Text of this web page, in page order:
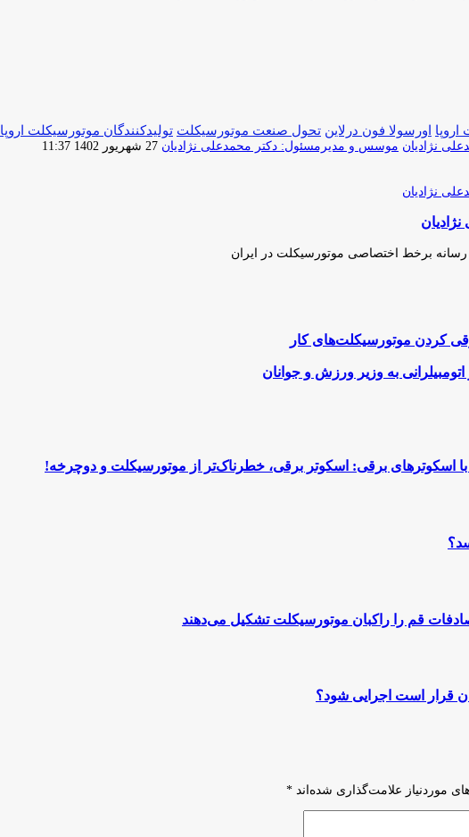
اورسولا فون درلاین تحول صنعت موتورسیکلت تولیدکنندگان موتورسیکلت اروپا
موسس و مدیرمسئول: دکتر محمدعلی نژادیان ارسال
27 شهریور 1402 11:37
رسانه برخط اختصاصی موتورسیکلت در ایران
کردن موتورسیکلت‌های کار
به وزیر ورزش و جوانان
اسکوترهای برقی: اسکوتر برقی، خطرناک‌تر از موتورسیکلت و دوچرخه!
قرار است اجرایی شود؟
موردنیاز علامت‌گذاری شده‌اند *